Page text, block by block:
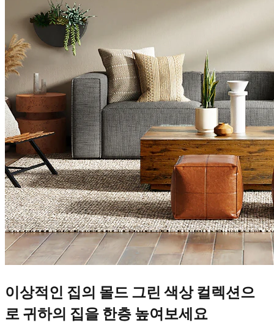
이상적인 집의 몰드 그린 색상 컬렉션으
로 귀하의 집을 한층 높여보세요